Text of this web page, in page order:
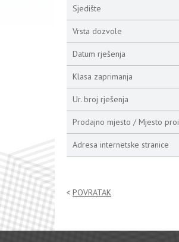
Sjedište
Vrsta dozvole
Datum rješenja
Klasa zaprimanja
Ur. broj rješenja
Prodajno mjesto / Mjesto
Adresa internetske stranice
POVRATAK